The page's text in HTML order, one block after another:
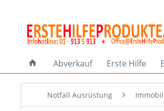
Abverkauf Erste Hilfe
Notfall Ausrüstung